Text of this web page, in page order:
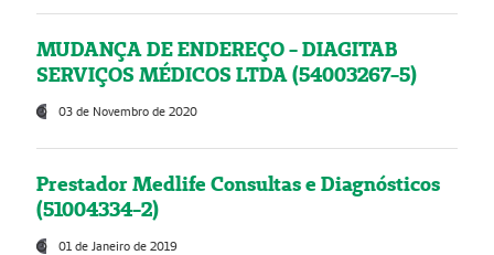
MUDANÇA DE ENDEREÇO - DIAGITAB
SERVIÇOS MÉDICOS LTDA (54003267-5)
03 de Novembro de 2020
Prestador Medlife Consultas e Diagnósticos
(51004334-2)
01 de Janeiro de 2019